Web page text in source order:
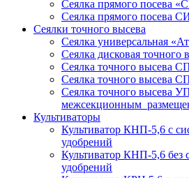
Сеялка прямого посева
Сеялка прямого посева
Сеялки точного высева
Сеялка универсальная
Сеялка дисковая точного
Сеялка точного высева
Сеялка точного высева
Сеялка точного высева
межсекционным
Культиваторы
Культиватор КНП-5,6 с
удобрений
Культиватор КНП-5,6 без
удобрений